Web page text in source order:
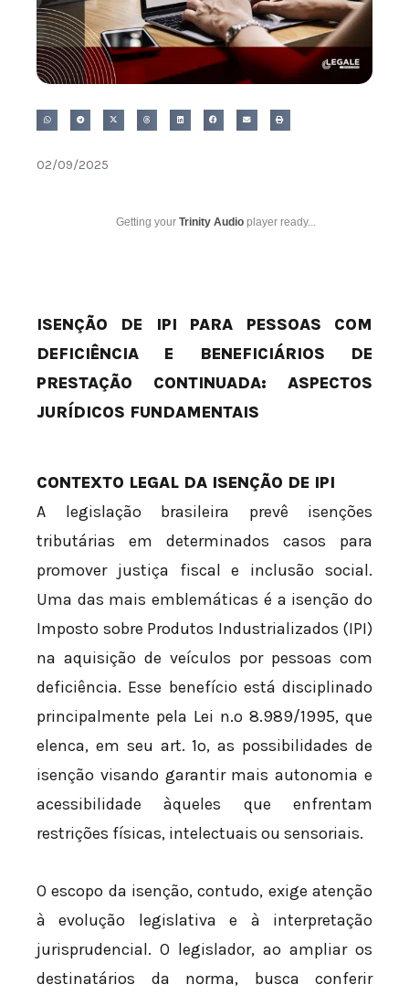
02/09/2025
Getting your Trinity Audio player ready...
ISENÇÃO DE IPI PARA PESSOAS COM
DEFICIÊNCIA E BENEFICIÁRIOS DE
PRESTAÇÃO CONTINUADA: ASPECTOS
JURÍDICOS FUNDAMENTAIS
CONTEXTO LEGAL DA ISENÇÃO DE IPI
A legislação brasileira prevê isenções
tributárias em determinados casos para
promover justiça fiscal e inclusão social.
Uma das mais emblemáticas é a isenção do
Imposto sobre Produtos Industrializados (IPI)
na aquisição de veículos por pessoas com
deficiência. Esse benefício está disciplinado
principalmente pela Lei n.º 8.989/1995, que
elenca, em seu art. 1º, as possibilidades de
isenção visando garantir mais autonomia e
acessibilidade àqueles que enfrentam
restrições físicas, intelectuais ou sensoriais.
O escopo da isenção, contudo, exige atenção
à evolução legislativa e à interpretação
jurisprudencial. O legislador, ao ampliar os
destinatários da norma, busca conferir